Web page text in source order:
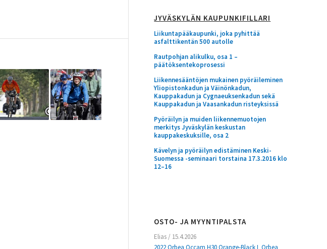
JYVÄSKYLÄN KAUPUNKIFILLARI
Liikuntapääkaupunki, joka pyhittää
asfalttikentän 500 autolle
Rautpohjan alikulku, osa 1 –
päätöksentekoprosessi
Liikennesääntöjen mukainen pyöräileminen
Yliopistonkadun ja Väinönkadun,
Kauppakadun ja Cygnaeuksenkadun sekä
Kauppakadun ja Vaasankadun risteyksissä
Pyöräilyn ja muiden liikennemuotojen
merkitys Jyväskylän keskustan
kauppakeskuksille, osa 2
Kävelyn ja pyöräilyn edistäminen Keski-
Suomessa -seminaari torstaina 17.3.2016 klo
12–16
OSTO- JA MYYNTIPALSTA
Elias / 15.4.2026
2022 Orbea Occam H30 Orange-Black L Orbea